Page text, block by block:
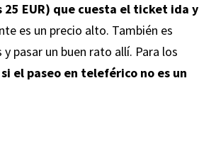
25 EUR) que cuesta el ticket ida y
es un precio alto. También es
pasar un buen rato allí. Para los
si el paseo en teleférico no es un